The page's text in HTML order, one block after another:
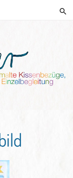
KISSEN UND
BEGLEITUNG